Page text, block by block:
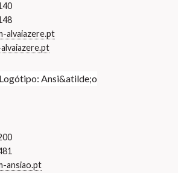
alvaiazere.pt
ansiao.pt